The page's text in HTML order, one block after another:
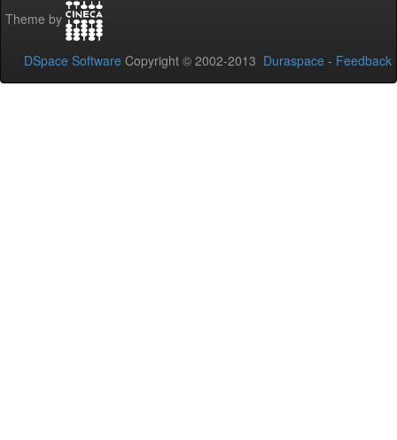
Theme by
DSpace Software Copyright © 2002-2013 Duraspace - Feedback